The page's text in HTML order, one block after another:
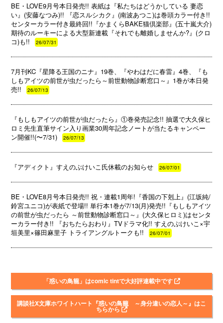
BE・LOVE9月号本日発売!! 表紙は『私たちはどうかしている 妻恋
い』(安藤なつみ)!! 『恋スルシカク』(南波あつこ)は巻頭カラー付き!!
センターカラー付き最終回!!『かまくらBAKE猫倶楽部』(五十嵐大介)
期待のルーキーによる大型新連載『それでも離婚しませんか?』(クロ
コ)も!!
26/07/31
7月刊KC『星降る王国のニナ』19巻、『やわはだに春雷』4巻、『も
しもアイツの前世が虫だったら～前世動物診断窓口～』1巻が本日発
売!!
26/07/13
『もしもアイツの前世が虫だったら』①巻発売記念!! 抽選で大久保ヒ
ロミ先生直筆サイン入り画業30周年記念ノートが当たるキャンペー
ン開催!!(〜7/31)
26/07/13
『アディクト』すえのぶけいこ氏休載のお知らせ 26/07/01
BE・LOVE8月号本日発売!! 祝・連載1周年!『香国の下剋上』(江坂純/
鈴宮ユニコ)が表紙で登場!! 単行本1巻が7/13(月)発売!!『もしもアイツ
の前世が虫だったら ～前世動物診断窓口～』(大久保ヒロミ)はセンタ
ーカラー付き!! 『おちたらおわり』TVドラマ化!! すえのぶけいこ×宇
垣美里×篠田麻里子 トライアングルトークも!!
26/07/01
「惑いの鳥籠」はcomic tintで大好評連載中です
講談社X文庫ホワイトハート『惑いの鳥籠 ～身分違いの恋人～』はこ
ちらから